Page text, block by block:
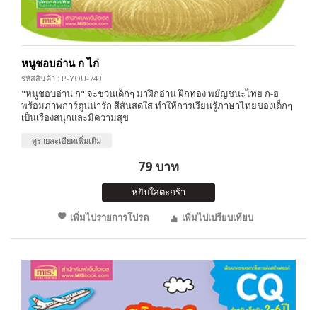
หนูชอบอ่าน ก ไก่
รหัสสินค้า : P-YOU-749
"หนูชอบอ่าน ก" จะชวนเด็กๆ มาฝึกอ่าน ฝึกท่อง พยัญชนะไทย ก-ฮ
พร้อมภาพการ์ตูนน่ารัก สีสันสดใส ทำให้การเรียนรู้ภาษาไทยของเด็กๆ
เป็นเรื่องสนุกและมีความสุข
ดูรายละเอียดเพิ่มเติม
79 บาท
หยิบใส่ตะกร้า
เพิ่มไปรายการโปรด
เพิ่มไปเปรียบเทียบ